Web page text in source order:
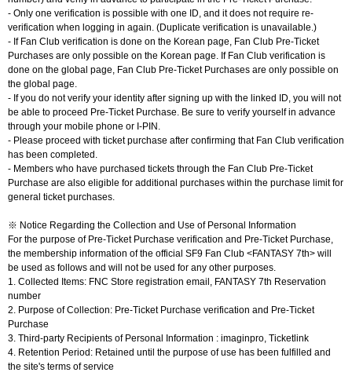
- Only one verification is possible with one ID, and it does not require re-
verification when logging in again. (Duplicate verification is unavailable.)
- If Fan Club verification is done on the Korean page, Fan Club Pre-Ticket
Purchases are only possible on the Korean page. If Fan Club verification is
done on the global page, Fan Club Pre-Ticket Purchases are only possible on
the global page.
- If you do not verify your identity after signing up with the linked ID, you will not
be able to proceed Pre-Ticket Purchase. Be sure to verify yourself in advance
through your mobile phone or I-PIN.
- Please proceed with ticket purchase after confirming that Fan Club verification
has been completed.
- Members who have purchased tickets through the Fan Club Pre-Ticket
Purchase are also eligible for additional purchases within the purchase limit for
general ticket purchases.
※ Notice Regarding the Collection and Use of Personal Information
For the purpose of Pre-Ticket Purchase verification and Pre-Ticket Purchase,
the membership information of the official SF9 Fan Club <FANTASY 7th> will
be used as follows and will not be used for any other purposes.
1. Collected Items: FNC Store registration email, FANTASY 7th Reservation
number
2. Purpose of Collection: Pre-Ticket Purchase verification and Pre-Ticket
Purchase
3. Third-party Recipients of Personal Information : imaginpro, Ticketlink
4. Retention Period: Retained until the purpose of use has been fulfilled and
the site's terms of service